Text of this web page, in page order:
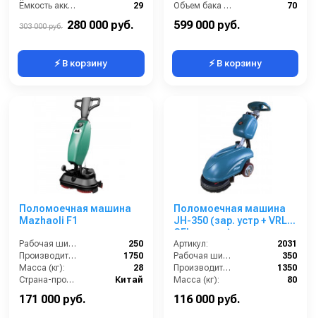
Ёмкость аккумуляторов (Ач):
29
16 кг
303 000 руб. 280 000 руб.
⚡ В корзину
Объем бака для грязной воды, л:
70
599 000 руб.
⚡ В корзину
Поломоечная машина
Mazhaoli F1
Рабочая ширина (мм):
250
Производительность по площади (м2/ч):
1750
Масса (кг):
28
Страна-производитель:
Китай
171 000 руб.
Поломоечная машина
JH-350 (зар. устр + VRLA
GEL аккум.)
Артикул:
2031
Рабочая ширина (мм):
350
Производительность по площади (м2/ч):
1350
Масса (кг):
80
116 000 руб.